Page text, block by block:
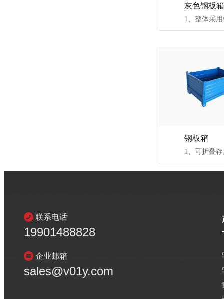
灰色钢板箱
钢板箱
联系电话
19901488828
企业邮箱
sales@v01y.com